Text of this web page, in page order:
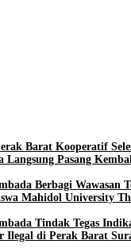
Barat Kooperatif
Langsung Pasang
Berbagi Wawasan
Mahidol University
Tindak Tegas
Ilegal di Perak Barat